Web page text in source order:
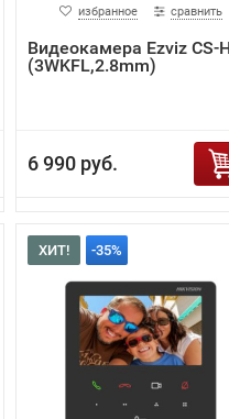
избранное сравнить
Видеокамера Ezviz CS-
(3WKFL,2.8mm)
6 990 руб.
ХИТ! -35%